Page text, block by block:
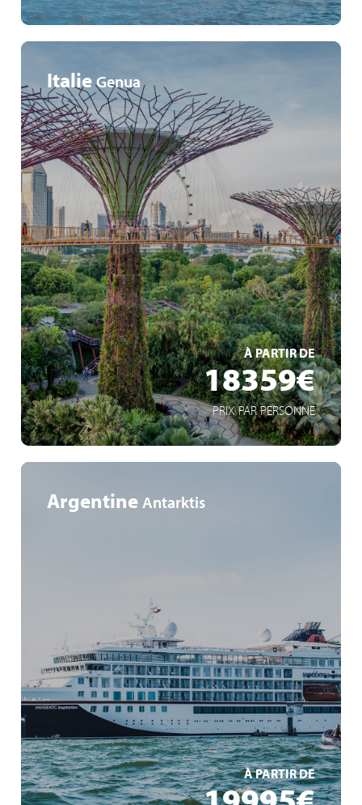
Italie Genua
À PARTIR DE
18359€
PRIX PAR PERSONNE
Weltreise
42 Zwischenstopps auf 6 Kontinenten
15 eingeschlossene Ausflüge
EN SAVOIR +
Argentine Antarktis
À PARTIR DE
Tierparadies Antarktis & Südgeorgien
Expedition mitten ins ewige Eis
Auf den Spuren großer Polarforscher
EN SAVOIR +